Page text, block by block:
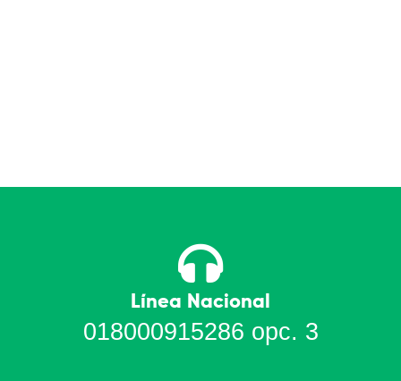
Línea Nacional
018000915286 opc. 3